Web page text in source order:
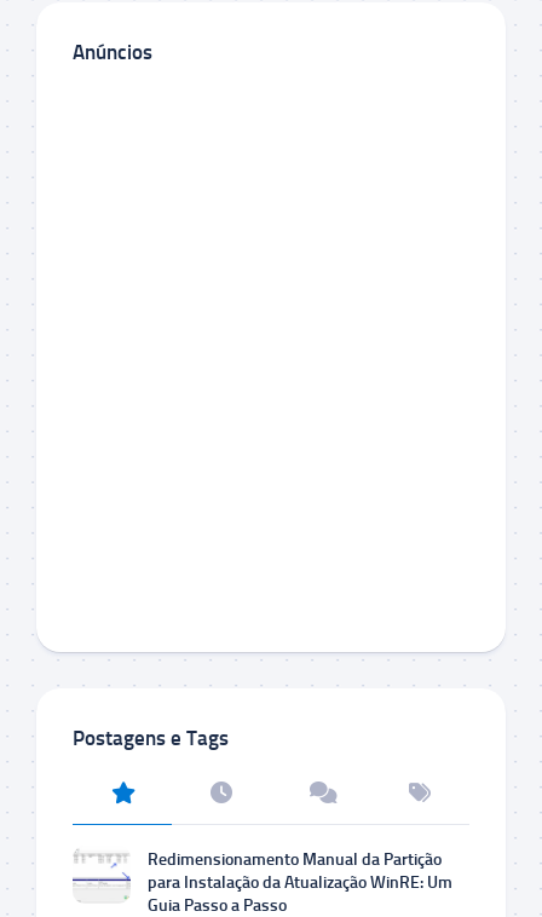
Anúncios
Postagens e Tags
Redimensionamento Manual da Partição
para Instalação da Atualização WinRE: Um
Guia Passo a Passo